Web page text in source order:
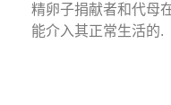
精卵子捐献者和代母
能介入其正常生活的.